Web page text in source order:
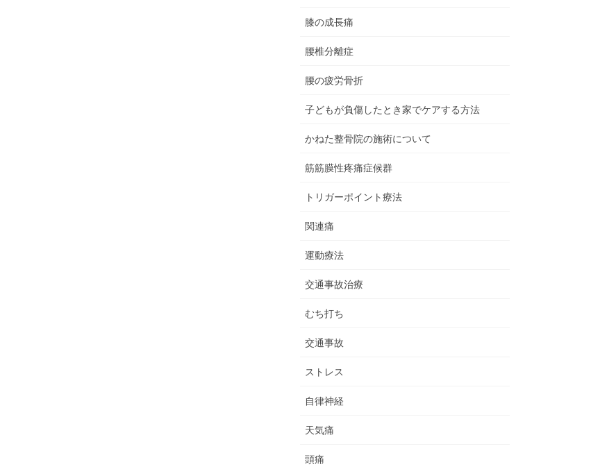
膝の成長痛
腰椎分離症
腰の疲労骨折
子どもが負傷したとき家でケアする方法
かねた整骨院の施術について
筋筋膜性疼痛症候群
トリガーポイント療法
関連痛
運動療法
交通事故治療
むち打ち
交通事故
ストレス
自律神経
天気痛
頭痛